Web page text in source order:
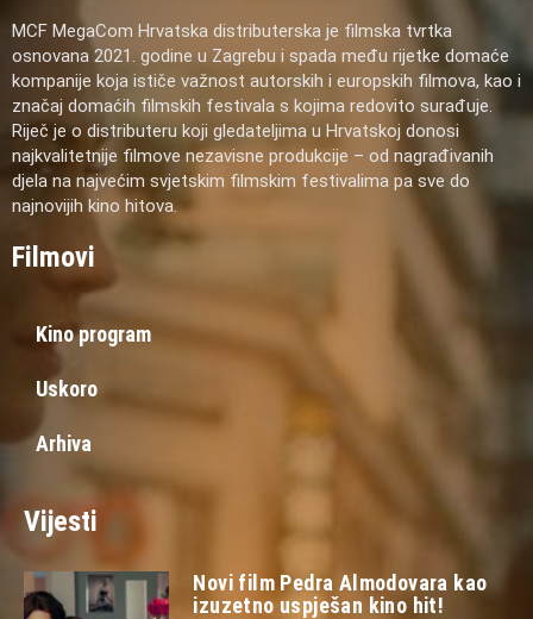
MCF MegaCom Hrvatska distributerska je filmska tvrtka
osnovana 2021. godine u Zagrebu i spada među rijetke domaće
kompanije koja ističe važnost autorskih i europskih filmova, kao i
značaj domaćih filmskih festivala s kojima redovito surađuje.
Riječ je o distributeru koji gledateljima u Hrvatskoj donosi
najkvalitetnije filmove nezavisne produkcije – od nagrađivanih
djela na najvećim svjetskim filmskim festivalima pa sve do
najnovijih kino hitova.
Filmovi
Kino program
Uskoro
Arhiva
Vijesti
Novi film Pedra Almodovara kao
izuzetno uspješan kino hit!